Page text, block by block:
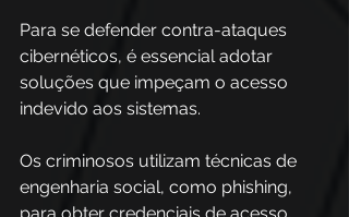
Para se defender contra-ataques
cibernéticos, é essencial adotar
soluções que impeçam o acesso
indevido aos sistemas.
Os criminosos utilizam técnicas de
engenharia social, como phishing,